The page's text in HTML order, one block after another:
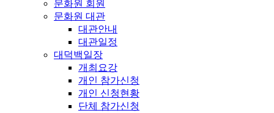
문화원 회원
문화원 대관
대관안내
대관일정
대덕백일장
개최요강
개인 참가신청
개인 신청현황
단체 참가신청